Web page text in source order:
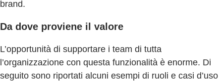
brand.
Da dove proviene il valore
L’opportunità di supportare i team di tutta
l’organizzazione con questa funzionalità è enorme. Di
seguito sono riportati alcuni esempi di ruoli e casi d’uso